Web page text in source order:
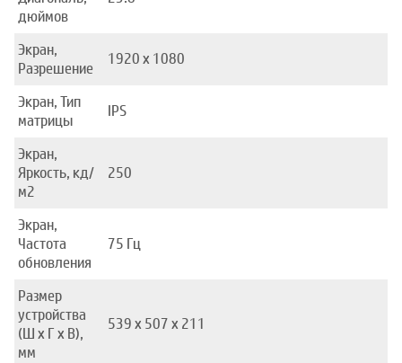
дюймов
Экран,
Разрешение
1920 x 1080
Экран, Тип
матрицы
IPS
Экран,
Яркость, кд/
м2
250
Экран,
Частота
обновления
75 Гц
Размер
устройства
(Ш x Г x В),
мм
539 x 507 x 211